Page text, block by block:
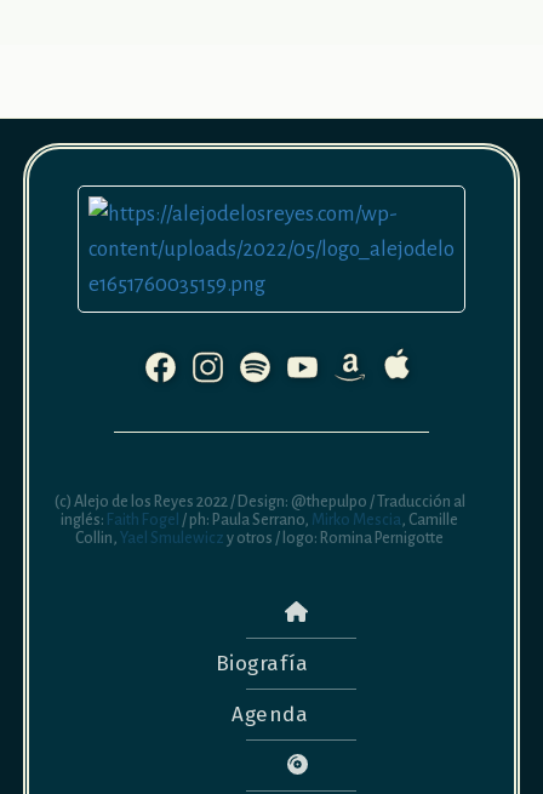
(c) Alejo de los Reyes 2022 / Design: @thepulpo / Traducción al
inglés: Faith Fogel / ph: Paula Serrano, Mirko Mescia, Camille
Collin, Yael Smulewicz y otros / logo: Romina Pernigotte
Biografía
Agenda